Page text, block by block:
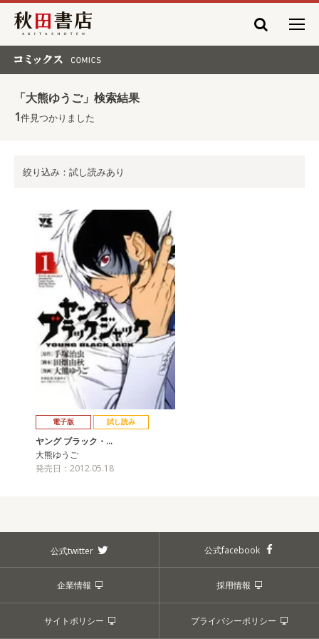
秋田書店
「大熊ゆうご」検索結果
1件見つかりました
絞り込み：試し読みあり
電子版 試し読み
ヤング ブラック・…
大熊ゆうご
発売日：2012.05.18
公式twitter 公式facebook
企業情報 採用情報
サイトポリシー プライバシーポリシー